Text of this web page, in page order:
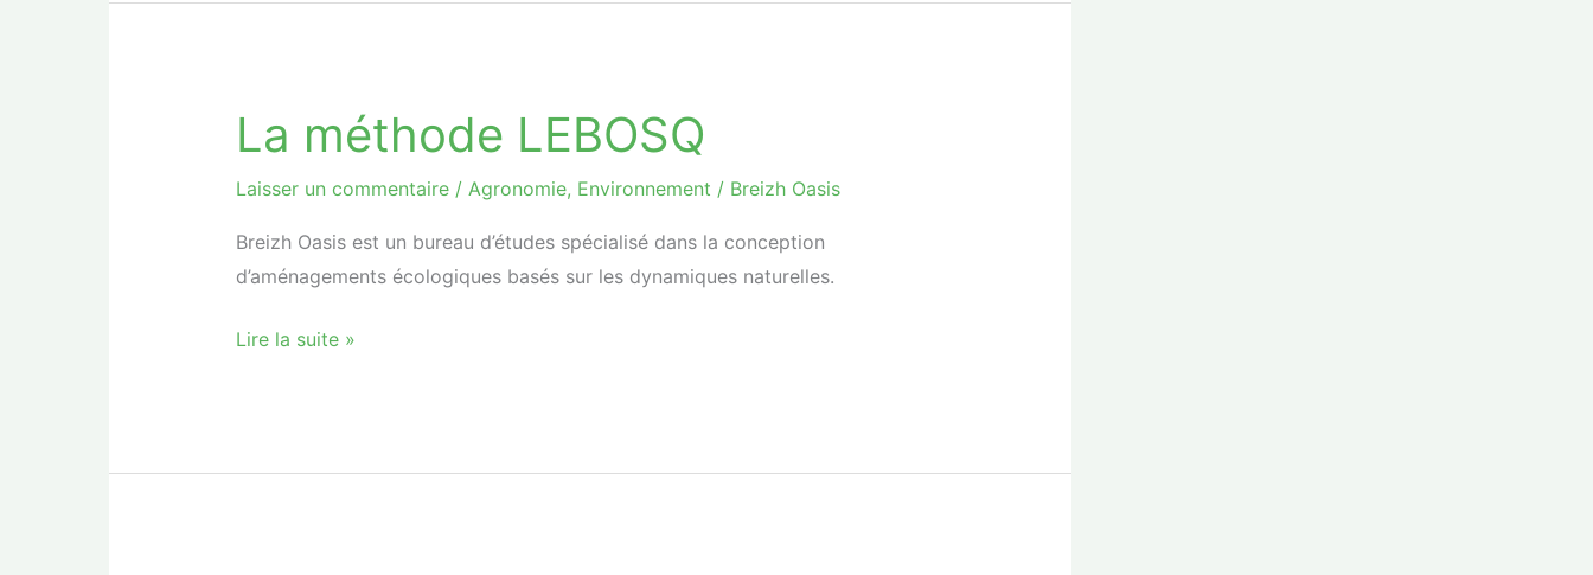
La méthode LEBOSQ
Laisser un commentaire / Agronomie, Environnement / Breizh Oasis
Breizh Oasis est un bureau d’études spécialisé dans la conception
d’aménagements écologiques basés sur les dynamiques naturelles.
La
méthode
LEBOSQ
Lire la suite »